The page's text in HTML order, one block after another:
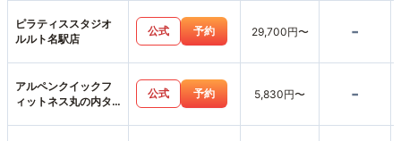
ピラティススタジオ
ルルト名駅店
公式 予約 29,700円〜 -
アルペンクイックフ
ィットネス丸の内タ
公式 予約 5,830円〜 -